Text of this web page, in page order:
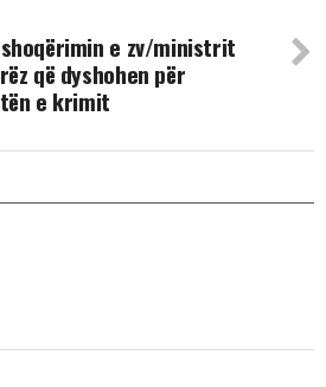
e zv/ministrit
që dyshohen për
e krimit